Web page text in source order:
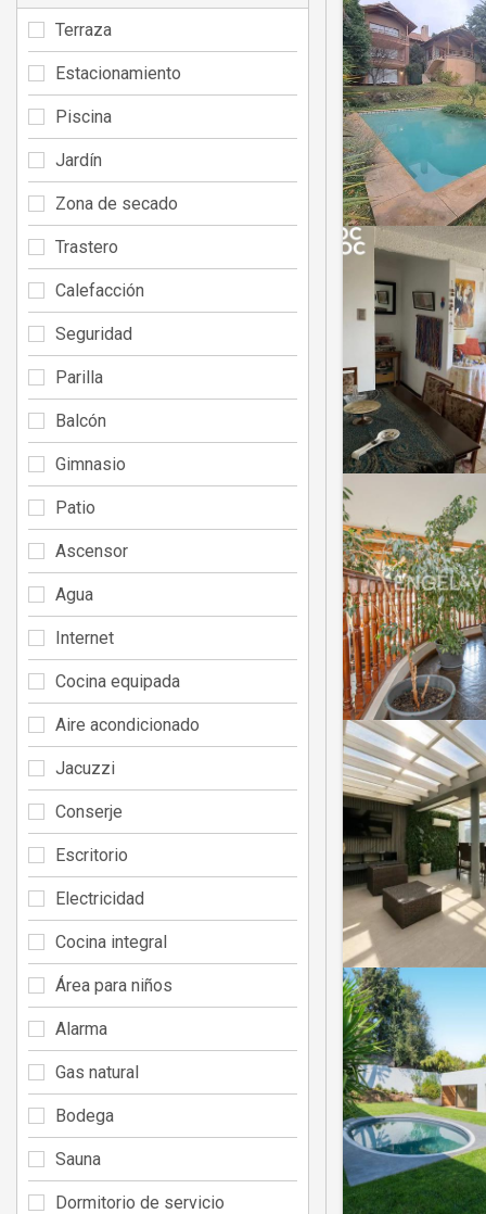
Terraza
Estacionamiento
Piscina
Jardín
Zona de secado
Trastero
Calefacción
Seguridad
Parilla
Balcón
Gimnasio
Patio
Ascensor
Agua
Internet
Cocina equipada
Aire acondicionado
Jacuzzi
Conserje
Escritorio
Electricidad
Cocina integral
Área para niños
Alarma
Gas natural
Bodega
Sauna
Dormitorio de servicio